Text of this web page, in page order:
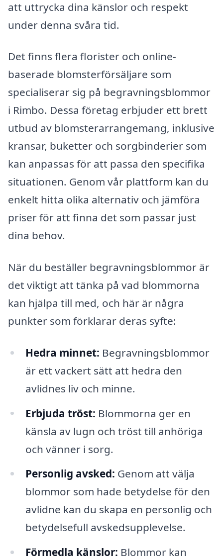
att uttrycka dina känslor och respekt
under denna svåra tid.
Det finns flera florister och online-
baserade blomsterförsäljare som
specialiserar sig på begravningsblommor
i Rimbo. Dessa företag erbjuder ett brett
utbud av blomsterarrangemang, inklusive
kransar, buketter och sorgbinderier som
kan anpassas för att passa den specifika
situationen. Genom vår plattform kan du
enkelt hitta olika alternativ och jämföra
priser för att finna det som passar just
dina behov.
När du beställer begravningsblommor är
det viktigt att tänka på vad blommorna
kan hjälpa till med, och här är några
punkter som förklarar deras syfte:
Hedra minnet: Begravningsblommor
är ett vackert sätt att hedra den
avlidnes liv och minne.
Erbjuda tröst: Blommorna ger en
känsla av lugn och tröst till anhöriga
och vänner i sorg.
Personlig avsked: Genom att välja
blommor som hade betydelse för den
avlidne kan du skapa en personlig och
betydelsefull avskedsupplevelse.
Förmedla känslor: Blommor kan